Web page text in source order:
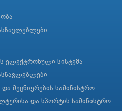
ელექტრონული სისტემა
მეცნიერების სამინისტრო
და სპორტის სამინისტრო